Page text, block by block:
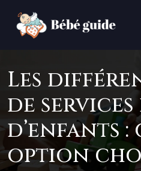
Les
de
d’enfants
option